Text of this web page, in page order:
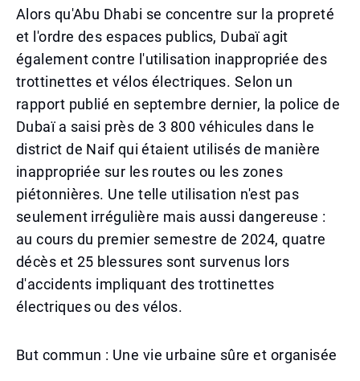
Alors qu'Abu Dhabi se concentre sur la propreté
et l'ordre des espaces publics, Dubaï agit
également contre l'utilisation inappropriée des
trottinettes et vélos électriques. Selon un
rapport publié en septembre dernier, la police de
Dubaï a saisi près de 3 800 véhicules dans le
district de Naif qui étaient utilisés de manière
inappropriée sur les routes ou les zones
piétonnières. Une telle utilisation n'est pas
seulement irrégulière mais aussi dangereuse :
au cours du premier semestre de 2024, quatre
décès et 25 blessures sont survenus lors
d'accidents impliquant des trottinettes
électriques ou des vélos.
But commun : Une vie urbaine sûre et organisée